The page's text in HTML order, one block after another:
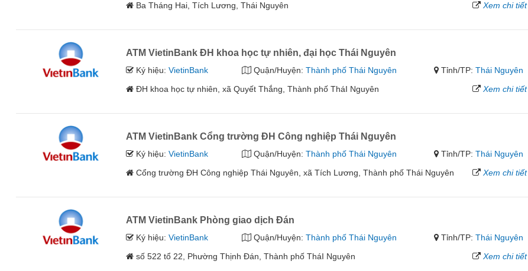
Ba Tháng Hai, Tích Lương, Thái Nguyên
Xem chi tiết
ATM VietinBank ĐH khoa học tự nhiên, đại học Thái Nguyên
Ký hiệu:VietinBank Quận/Huyện: Thành phố Thái Nguyên Tỉnh/TP:Thái Nguyên
ĐH khoa học tự nhiên, xã Quyết Thắng, Thành phố TháI Nguyên
Xem chi tiết
ATM VietinBank Cổng trường ĐH Công nghiệp Thái Nguyên
Ký hiệu:VietinBank Quận/Huyện: Thành phố Thái Nguyên Tỉnh/TP:Thái Nguyên
Cổng trường ĐH Công nghiệp Thái Nguyên, xã Tích Lương, Thành phố Thái Nguyên
Xem chi tiết
ATM VietinBank Phòng giao dịch Đán
Ký hiệu:VietinBank Quận/Huyện: Thành phố Thái Nguyên Tỉnh/TP:Thái Nguyên
số 522 tổ 22, Phường Thịnh Đán, Thành phố TháI Nguyên
Xem chi tiết